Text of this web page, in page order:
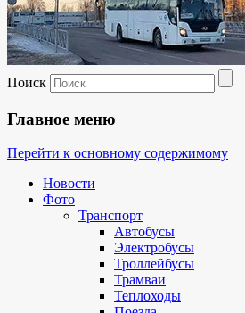
Поиск
Главное меню
Перейти к основному содержимому
Новости
Фото
Транспорт
Автобусы
Электробусы
Троллейбусы
Трамваи
Теплоходы